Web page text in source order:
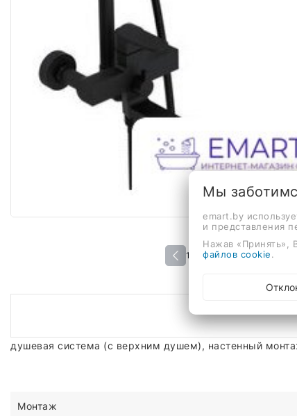
1 / 1
душевая система (с верхним душем), настенный
Монтаж
Мы
emart.by
и представления
Нажав «Принять»,
файлов cookie